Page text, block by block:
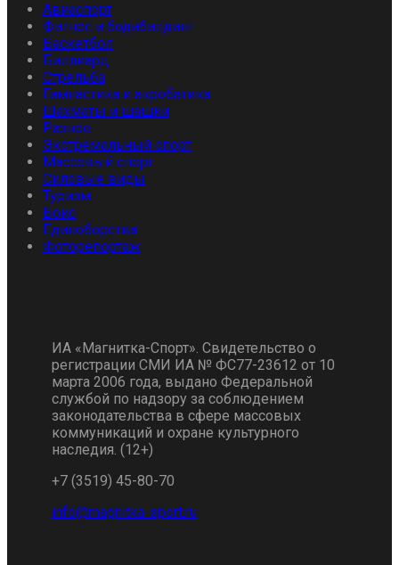
Авиаспорт
Фитнес и бодибилдинг
Баскетбол
Биллиард
Стрельба
Гимнастика и акробатика
Шахматы и шашки
Разное
Экстремальный спорт
Массовый спорт
Силовые виды
Туризм
Бокс
Единоборства
Фоторепортаж
ИА «Магнитка-Спорт». Свидетельство о
регистрации СМИ ИА № ФС77-23612 от 10
марта 2006 года, выдано Федеральной
службой по надзору за соблюдением
законодательства в сфере массовых
коммуникаций и охране культурного
наследия. (12+)
+7 (3519) 45-80-70